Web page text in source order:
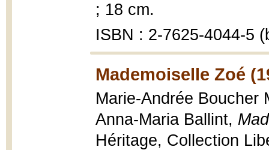
; 18 cm.
ISBN : 2-7625-4044-5
Mademoiselle Zoé
Marie-Andrée Boucher
Anna-Maria Ballint,
Héritage, Collection